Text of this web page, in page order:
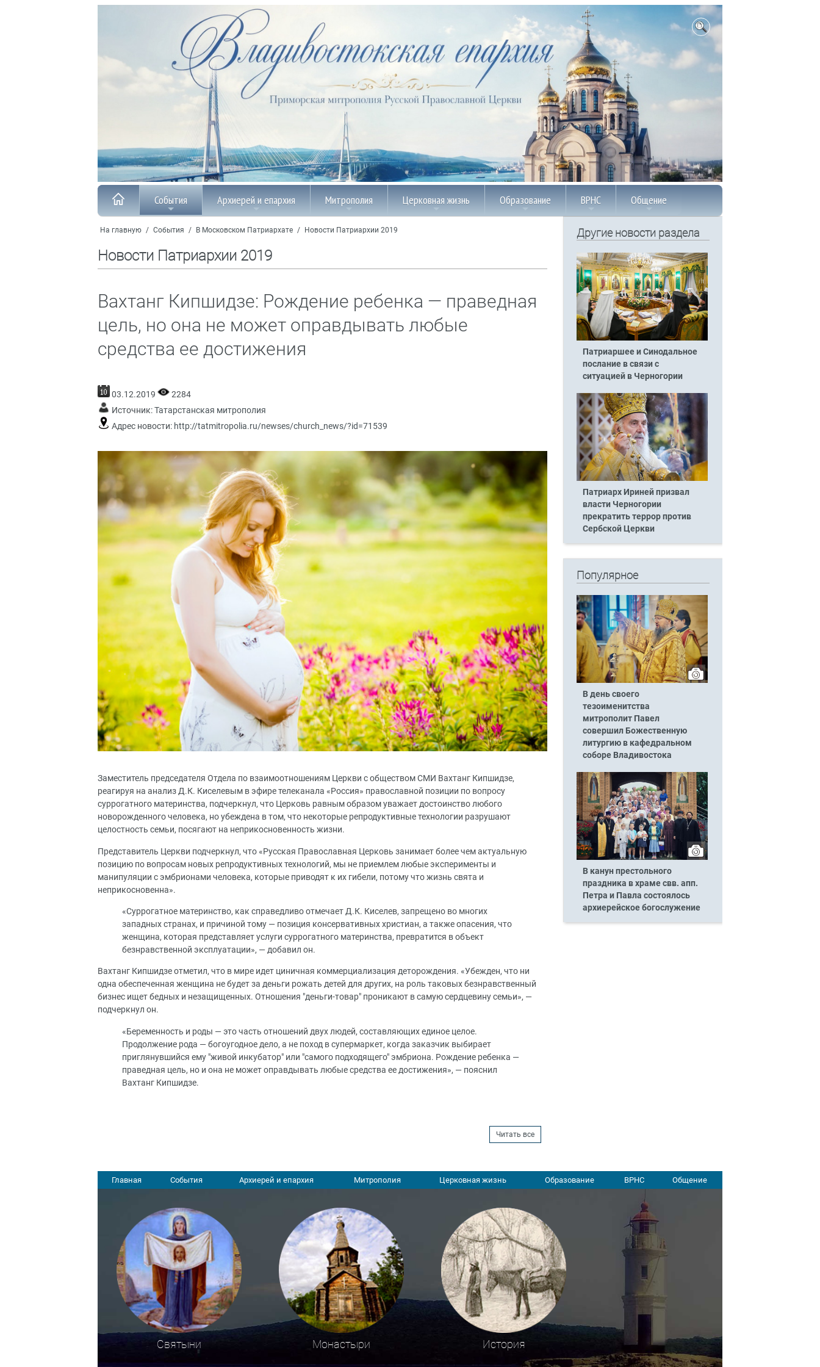
События Архиерей и епархия Митрополия Церковная жизнь Образование ВРНС Общение
На главную / События / В Московском Патриархате / Новости Патриархии 2019
Новости Патриархии 2019
Вахтанг Кипшидзе: Рождение ребенка — праведная
цель, но она не может оправдывать любые
средства ее достижения
03.12.2019
2284
Источник:Татарстанская митрополия
Адрес новости: http://tatmitropolia.ru/newses/church_news/?id=71539
Заместитель председателя Отдела по взаимоотношениям Церкви с обществом СМИ Вахтанг Кипшидзе,
реагируя на анализ Д.К. Киселевым в эфире телеканала «Россия» православной позиции по вопросу
суррогатного материнства, подчеркнул, что Церковь равным образом уважает достоинство любого
новорожденного человека, но убеждена в том, что некоторые репродуктивные технологии разрушают
целостность семьи, посягают на неприкосновенность жизни.
Представитель Церкви подчеркнул, что «Русская Православная Церковь занимает более чем актуальную
позицию по вопросам новых репродуктивных технологий, мы не приемлем любые эксперименты и
манипуляции с эмбрионами человека, которые приводят к их гибели, потому что жизнь свята и
неприкосновенна».
«Суррогатное материнство, как справедливо отмечает Д.К. Киселев, запрещено во многих
западных странах, и причиной тому — позиция консервативных христиан, а также опасения, что
женщина, которая представляет услуги суррогатного материнства, превратится в объект
безнравственной эксплуатации», — добавил он.
Вахтанг Кипшидзе отметил, что в мире идет циничная коммерциализация деторождения. «Убежден, что ни
одна обеспеченная женщина не будет за деньги рожать детей для других, на роль таковых безнравственный
бизнес ищет бедных и незащищенных. Отношения "деньги-товар" проникают в самую сердцевину семьи», —
подчеркнул он.
«Беременность и роды — это часть отношений двух людей, составляющих единое целое.
Продолжение рода — богоугодное дело, а не поход в супермаркет, когда заказчик выбирает
приглянувшийся ему "живой инкубатор" или "самого подходящего" эмбриона. Рождение ребенка —
праведная цель, но и она не может оправдывать любые средства ее достижения», — пояснил
Вахтанг Кипшидзе.
Читать все
Другие новости раздела
Патриаршее и Синодальное
послание в связи с
ситуацией в Черногории
Патриарх Ириней призвал
власти Черногории
прекратить террор против
Сербской Церкви
Популярное
В день своего
тезоименитства
митрополит Павел
совершил Божественную
литургию в кафедральном
соборе Владивостока
В канун престольного
праздника в храме свв. апп.
Петра и Павла состоялось
архиерейское богослужение
Главная События Архиерей и епархия Митрополия Церковная жизнь Образование ВРНС Общение
Святыни Монастыри История